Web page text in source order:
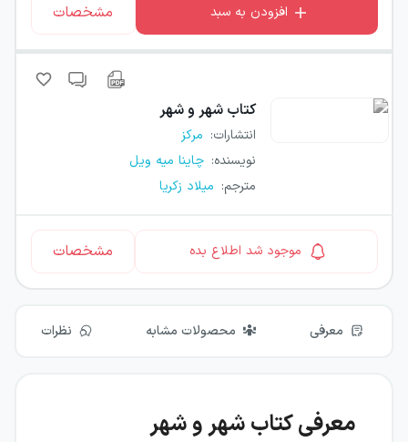
افزودن به سبد مشخصات
کتاب شهر و شهر
انتشارات: مرکز
نویسنده: چاینا میه ویل
مترجم: میلاد زکریا
موجود شد اطلاع بده مشخصات
معرفی محصولات مشابه نظرات
معرفی کتاب شهر و شهر